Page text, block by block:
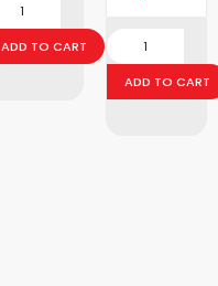
ADD TO CART
ADD TO CART